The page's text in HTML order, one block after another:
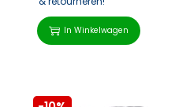
In Winkelwagen